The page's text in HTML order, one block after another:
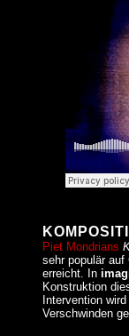
Piet Mondrians
sehr populär auf
erreicht. In
Konstruktion
Intervention
Verschwinden